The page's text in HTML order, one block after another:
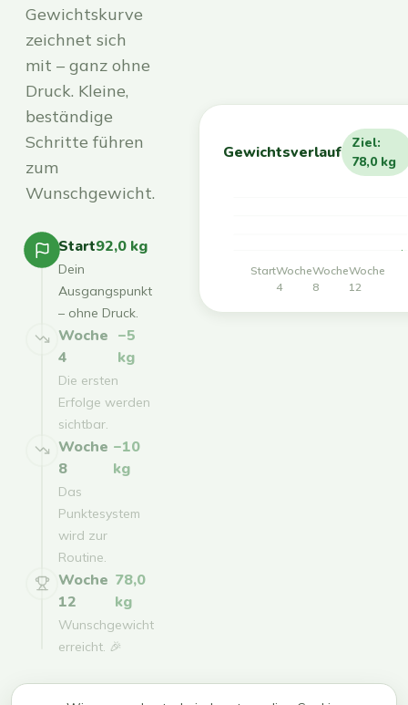
Gewichtskurve
zeichnet sich
mit – ganz ohne
Druck. Kleine,
beständige
Schritte führen
zum
Wunschgewicht.
Start92,0 kg
Dein
Ausgangspunkt
– ohne Druck.
Woche
4
−5
kg
Die ersten
Erfolge werden
sichtbar.
Woche
8
−10
kg
Das
Punktesystem
wird zur
Routine.
Woche
12
78,0
kg
Wunschgewicht
erreicht. 🎉
Gewichtsverlauf
Ziel:
78,0 kg
StartWoche
4
Woche
8
Woche
12